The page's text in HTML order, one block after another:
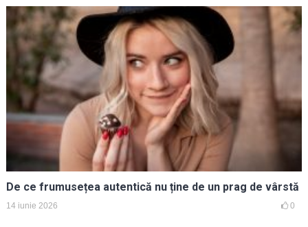
De ce frumusețea autentică nu ține de un prag de vârstă
14 iunie 2026 0